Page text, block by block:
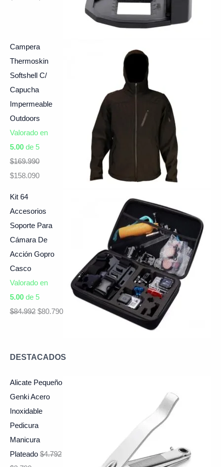
Campera
Thermoskin
Softshell C/
Capucha
Impermeable
Outdoors
Valorado en
5.00 de 5
$169.990
$158.090
Kit 64
Accesorios
Soporte Para
Cámara De
Acción Gopro
Casco
Valorado en
5.00 de 5
$84.992 $80.790
DESTACADOS
Alicate Pequeño
Genki Acero
Inoxidable
Pedicura
Manicura
Plateado $4.792